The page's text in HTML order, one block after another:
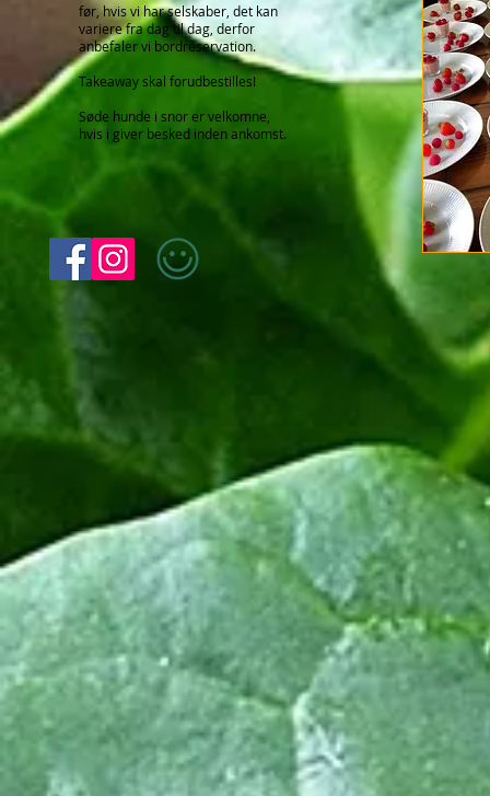
før, hvis vi har selskaber, det kan
variere fra dag til dag, derfor
anbefaler vi bordreservation.
Takeaway skal forudbestilles!
Søde hunde i snor er velkomne,
hvis i giver besked inden ankomst.